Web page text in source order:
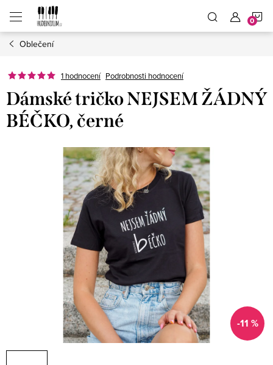
obsah
Oblečení
1 hodnocení Podrobnosti hodnocení
Dámské tričko NEJSEM ŽÁDNÝ
BÉČKO, černé
-11 %